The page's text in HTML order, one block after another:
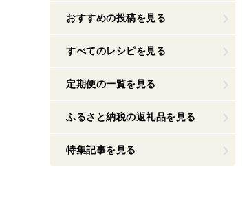
おすすめの投稿を見る
すべてのレシピを見る
定期便の一覧を見る
ふるさと納税の返礼品を見る
特集記事を見る